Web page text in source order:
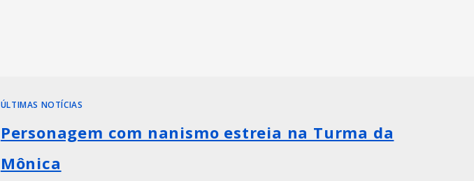
ÚLTIMAS NOTÍCIAS
Personagem com nanismo estreia na Turma da
Mônica